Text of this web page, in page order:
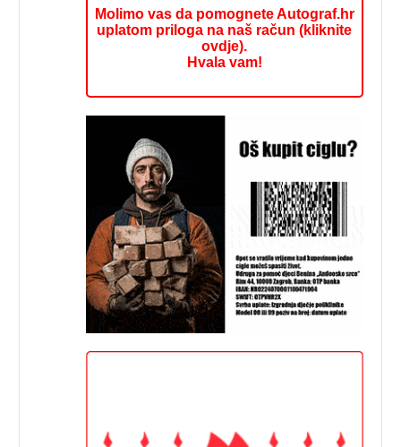
Molimo vas da pomognete Autograf.hr
uplatom priloga na naš račun (kliknite
ovdje).
Hvala vam!